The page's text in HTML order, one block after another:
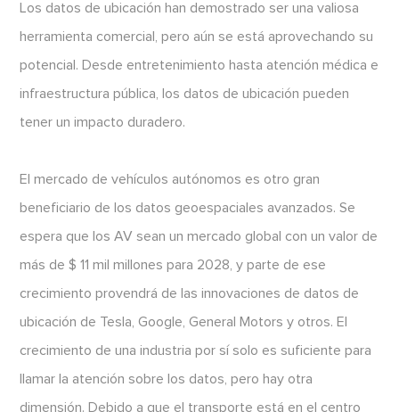
Los datos de ubicación han demostrado ser una valiosa
herramienta comercial, pero aún se está aprovechando su
potencial. Desde entretenimiento hasta atención médica e
infraestructura pública, los datos de ubicación pueden
tener un impacto duradero.
El mercado de vehículos autónomos es otro gran
beneficiario de los datos geoespaciales avanzados. Se
espera que los AV sean un mercado global con un valor de
más de $ 11 mil millones para 2028, y parte de ese
crecimiento provendrá de las innovaciones de datos de
ubicación de Tesla, Google, General Motors y otros. El
crecimiento de una industria por sí solo es suficiente para
llamar la atención sobre los datos, pero hay otra
dimensión. Debido a que el transporte está en el centro